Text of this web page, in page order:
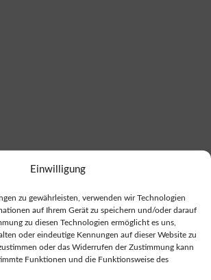
Einwilligung
zu gewährleisten, verwenden wir Technologien
auf Ihrem Gerät zu speichern und/oder darauf
zu diesen Technologien ermöglicht es uns,
oder eindeutige Kennungen auf dieser Website zu
oder das Widerrufen der Zustimmung kann
Funktionen und die Funktionsweise des